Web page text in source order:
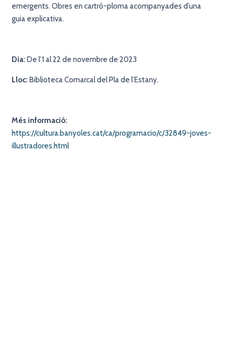
emergents. Obres en cartró-ploma acompanyades d’una
guia explicativa.
Dia: De l’1 al 22 de novembre de 2023
Lloc: Biblioteca Comarcal del Pla de l’Estany.
Més informació:
https://cultura.banyoles.cat/ca/programacio/c/32849-joves-
illustradores.html